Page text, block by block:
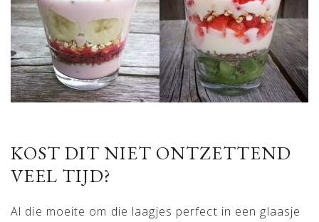
KOST DIT NIET ONTZETTEND
VEEL TIJD?
Al die moeite om die laagjes perfect in een glaasje